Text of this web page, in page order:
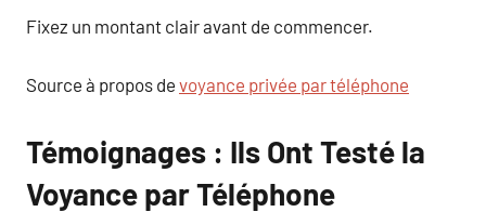
Fixez un montant clair avant de commencer.
Source à propos de voyance privée par téléphone
Témoignages : Ils Ont Testé la
Voyance par Téléphone